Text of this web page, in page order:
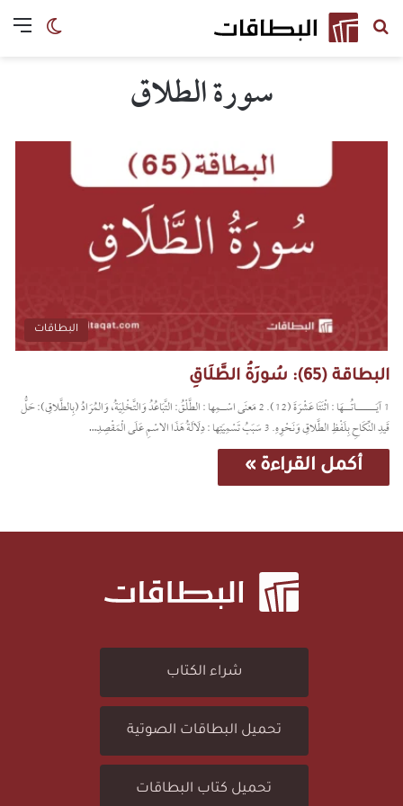
الوضع البحث باسم السورة
سورة الطلاق
البطاقات
البطاقة (65): سُورَةُ الطَّلَاقِ
1 آيَـــــــــــاتُــــهَا : اثْنَتَا عَشْرَةَ (12). 2 مَعنَى اسْـــمِها : الطَّلْقُ: التَّبَاعُدُ وَالتَّخْلِيَةُ، وَالمُرَادُ (بِالطَّلاقِ): حَلُّ
قَيدِ النِّكَاحِ بِلَفْظِ الطَّلاقِ وَنَحْوِهِ. 3 سَبَبُ تَسْمِيَتِها : دِلَالَةُ هَذَا الاسْمِ عَلَى الْمَقْصِدِ…
أكمل القراءة »
شراء الكتاب
تحميل البطاقات الصوتية
تحميل كتاب البطاقات